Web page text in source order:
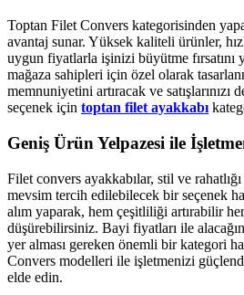
Toptan Filet Convers kategorisinden
avantaj sunar. Yüksek kaliteli ürünler,
uygun fiyatlarla işinizi büyütme
mağaza sahipleri için özel olarak
memnuniyetini artıracak ve satışlarınızı
seçenek için toptan filet ayakkabı
Geniş Ürün Yelpazesi ile
Filet convers ayakkabılar, stil ve
mevsim tercih edilebilecek bir seçenek
alım yaparak, hem çeşitliliği artırabilir
düşürebilirsiniz. Bayi fiyatları ile
yer alması gereken önemli bir kategori
Convers modelleri ile işletmenizi
elde edin.